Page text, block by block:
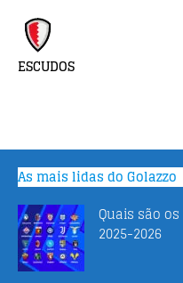
ESCUDOS
As mais lidas do Golazzo
Quais são
2025-2026